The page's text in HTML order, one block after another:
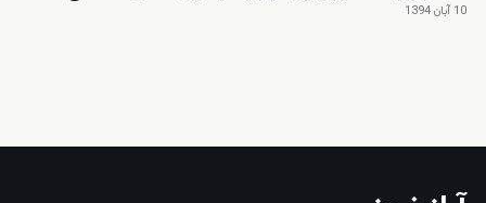
10 آبان 1394